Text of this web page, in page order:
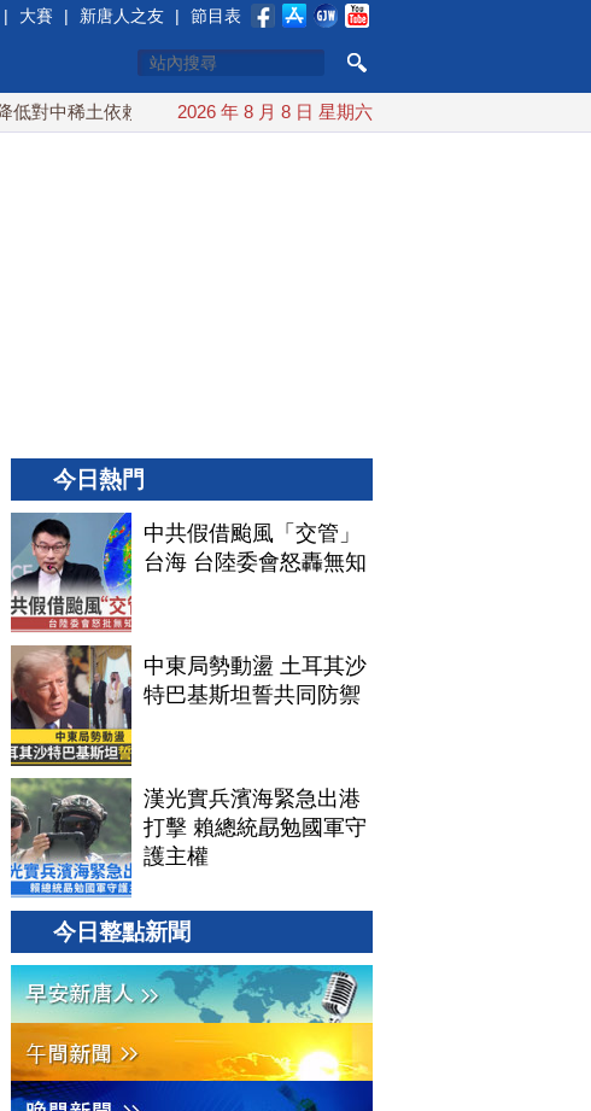
| 大賽 | 新唐人之友 | 節目表
對中稀土依賴 川普宣布礦業投資20億美元
2026 年 8 月 8 日 星期六
今日熱門
中共假借颱風「交管」
台海 台陸委會怒轟無知
中東局勢動盪 土耳其沙
特巴基斯坦誓共同防禦
漢光實兵濱海緊急出港
打擊 賴總統勗勉國軍守
護主權
今日整點新聞